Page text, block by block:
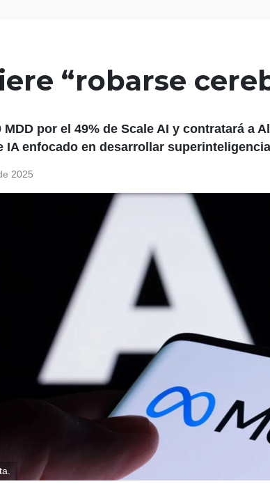
“robarse
MDD por el 49% de Scale AI y contratará a
IA enfocado en desarrollar
2025